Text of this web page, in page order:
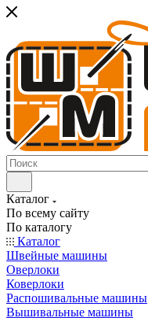
Каталог
По всему сайту
По каталогу
Каталог
Швейные машины
Оверлоки
Коверлоки
Распошивальные машины
Вышивальные машины